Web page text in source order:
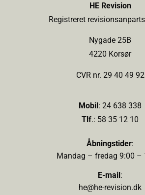
HE Revision
Registreret
Nygade 25B
4220 Korsør
CVR nr. 29 40 49 92
Mobil: 24 638 338
Tlf.: 58 35 12 10
Åbningstider:
Mandag – fredag 9:00 –
E-mail :
he@he-revision.dk